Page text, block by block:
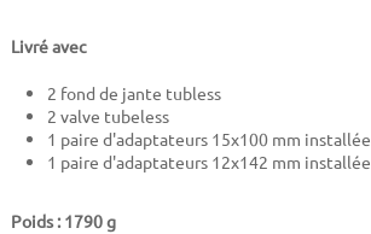
Livré avec
2 fond de jante tubless
2 valve tubeless
1 paire d'adaptateurs 15x100 mm installée
1 paire d'adaptateurs 12x142 mm installée
Poids : 1790 g